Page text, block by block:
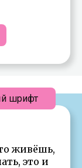
живёшь,
это и
шрифт